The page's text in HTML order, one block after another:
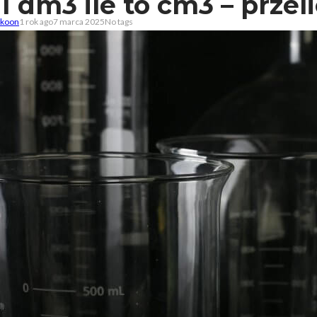
koon 1 rok ago7 marca 2025No tags